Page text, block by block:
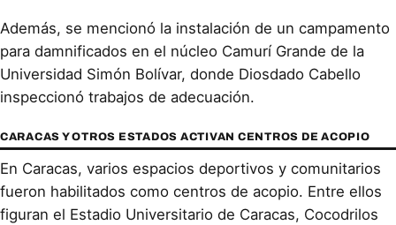
Además, se mencionó la instalación de un campamento
para damnificados en el núcleo Camurí Grande de la
Universidad Simón Bolívar, donde Diosdado Cabello
inspeccionó trabajos de adecuación.
CARACAS Y OTROS ESTADOS ACTIVAN CENTROS DE ACOPIO
En Caracas, varios espacios deportivos y comunitarios
fueron habilitados como centros de acopio. Entre ellos
figuran el Estadio Universitario de Caracas, Cocodrilos